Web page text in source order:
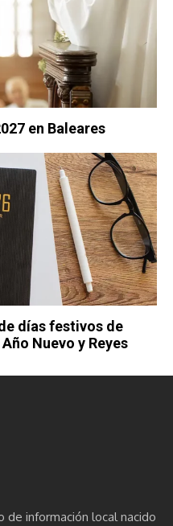
en Baleares
días festivos de
Nuevo y Reyes
de información local nacido